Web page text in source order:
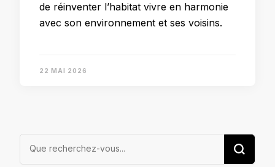
de réinventer l’habitat vivre en harmonie
avec son environnement et ses voisins.
22 MAI 2026
Vous
recherchiez